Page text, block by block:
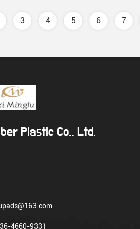
3 4 5 6 7
Plastic Co., Ltd.
4660-9331